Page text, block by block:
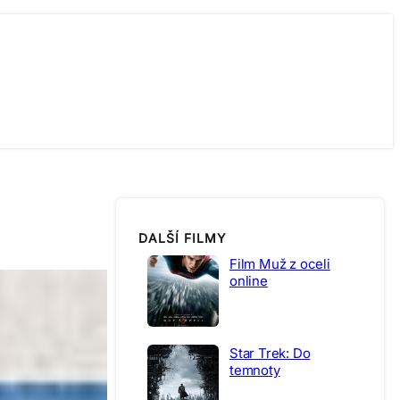
DALŠÍ FILMY
Film Muž z oceli
online
Star Trek: Do
temnoty